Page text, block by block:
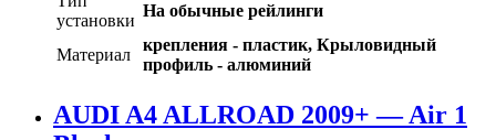
установки
На обычные рейлинги
Материал
крепления - пластик, Крыловидный
профиль - алюминий
AUDI A4 ALLROAD 2009+ — Air 1